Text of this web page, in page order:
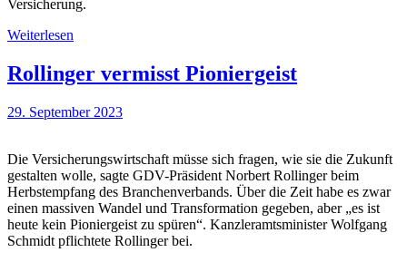
Versicherung.
Weiterlesen
Rollinger vermisst Pioniergeist
29. September 2023
Die Versicherungswirtschaft müsse sich fragen, wie sie die Zukunft
gestalten wolle, sagte GDV-Präsident Norbert Rollinger beim
Herbstempfang des Branchenverbands. Über die Zeit habe es zwar
einen massiven Wandel und Transformation gegeben, aber „es ist
heute kein Pioniergeist zu spüren“. Kanzleramtsminister Wolfgang
Schmidt pflichtete Rollinger bei.